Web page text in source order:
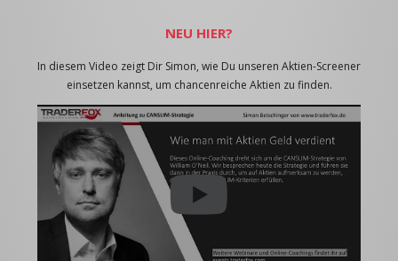
NEU HIER?
In diesem Video zeigt Dir Simon, wie Du unseren Aktien-Screener
einsetzen kannst, um chancenreiche Aktien zu finden.